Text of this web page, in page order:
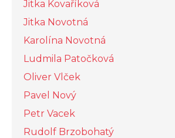
Jitka Kovaříková
Jitka Novotná
Karolína Novotná
Ludmila Patočková
Oliver Vlček
Pavel Nový
Petr Vacek
Rudolf Brzobohatý